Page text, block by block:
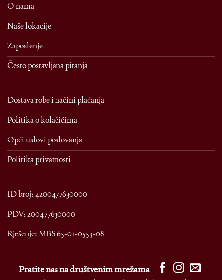
O nama
Naše lokacije
Zaposlenje
Često postavljana pitanja
Dostava robe i načini plaćanja
Politika o kolačićima
Opći uslovi poslovanja
Politika privatnosti
ID broj: 4200477630000
PDV: 200477630000
Rješenje: MBS 65-01-0553-08
Pratite nas na društvenim mrežama